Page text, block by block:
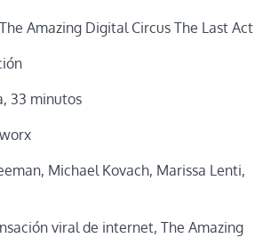
The Amazing Digital Circus The Last Act
33 minutos
Michael Kovach, Marissa Lenti,
viral de internet, The Amazing